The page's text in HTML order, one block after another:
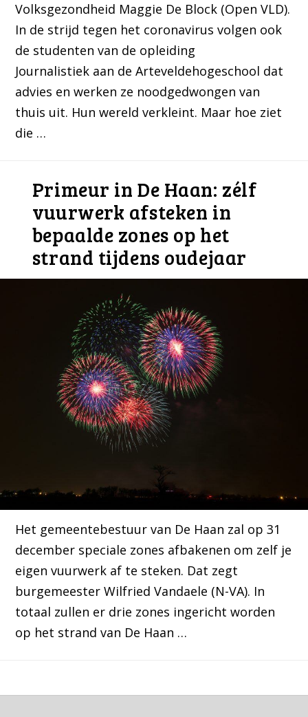
Volksgezondheid Maggie De Block (Open VLD).
In de strijd tegen het coronavirus volgen ook
de studenten van de opleiding
Journalistiek aan de Arteveldehogeschool dat
advies en werken ze noodgedwongen van
thuis uit. Hun wereld verkleint. Maar hoe ziet
die …
Primeur in De Haan: zélf
vuurwerk afsteken in
bepaalde zones op het
strand tijdens oudejaar
Het gemeentebestuur van De Haan zal op 31
december speciale zones afbakenen om zelf je
eigen vuurwerk af te steken. Dat zegt
burgemeester Wilfried Vandaele (N-VA). In
totaal zullen er drie zones ingericht worden
op het strand van De Haan …